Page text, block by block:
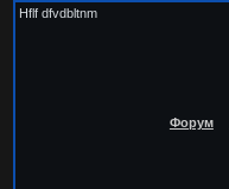
Hflf dfvdbltnm
Форум